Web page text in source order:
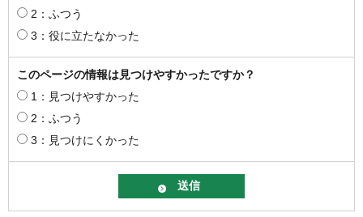
2：ふつう
3：役に立たなかった
このページの情報は見つけやすかったですか？
1：見つけやすかった
2：ふつう
3：見つけにくかった